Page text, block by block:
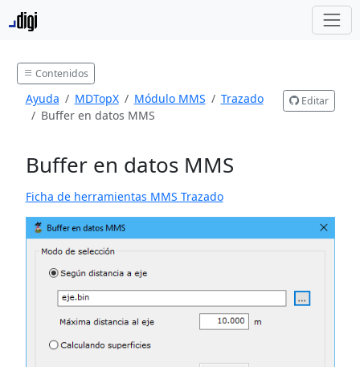
Contenidos
Ayuda MDTopX Módulo MMS
Trazado
Buffer en datos MMS
Editar
Buffer en datos MMS
Ficha de herramientas MMS Trazado